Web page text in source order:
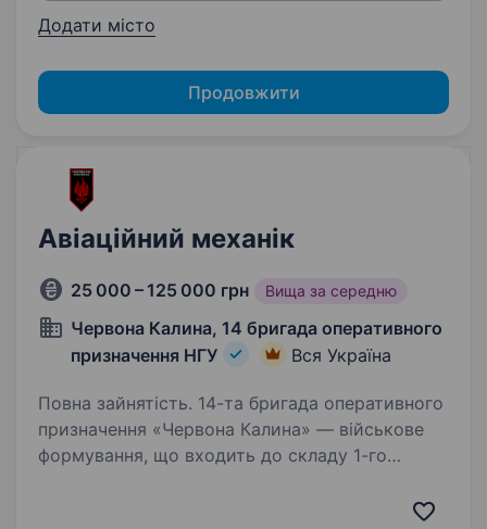
Додати місто
Продовжити
Авіаційний механік
25 000 – 125 000 грн Вища за середню
Червона Калина, 14 бригада оперативного
призначення НГУ
Вся Україна
Повна зайнятість. 14-та бригада оперативного
призначення «Червона Калина» — військове
формування, що входить до складу 1-го
Бригада шукає фахівців в батальйони та інші